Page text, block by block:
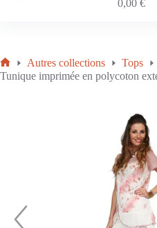
0,00 €
Autres collections
Tops
Tunique imprimée en polycoton